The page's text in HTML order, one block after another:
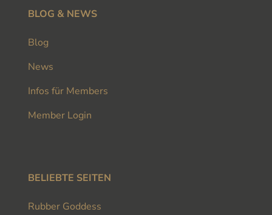
BLOG & NEWS
Blog
News
Infos für Members
Member Login
BELIEBTE SEITEN
Rubber Goddess